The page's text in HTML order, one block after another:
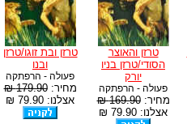
טרזן והאוצר
הסודי/טרזן בניו
יורק
פעולה - הרפתקה
מחיר:169.90 ₪
אצלנו: 79.90 ₪
טרזן ובת זוגו/טרזן
ובנו
פעולה - הרפתקה
מחיר:179.90 ₪
אצלנו: 79.90 ₪